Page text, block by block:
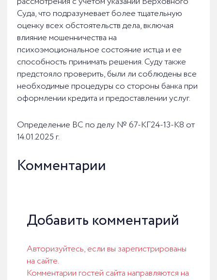
Суда, что подразумевает более тщательную
оценку всех обстоятельств дела, включая
влияние мошенничества на
психоэмоциональное состояние истца и ее
способность принимать решения. Суду также
предстояло проверить, были ли соблюдены все
необходимые процедуры со стороны банка при
оформлении кредита и предоставлении услуг.
Определение ВС по делу № 67-КГ24-13-К8 от
14.01.2025 г.
Комментарии
Добавить комментарий
Авторизуйтесь, если вы зарегистрированы
на сайте.
Комментарии гостей сайта направляются на